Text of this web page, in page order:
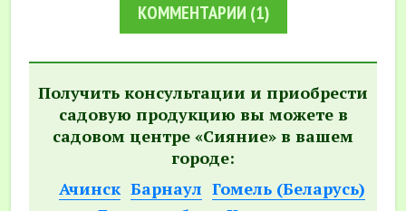
КОММЕНТАРИИ (1)
Получить консультации и приобрести
садовую продукцию вы можете в
садовом центре «Сияние» в вашем
городе:
Ачинск Барнаул Гомель (Беларусь)